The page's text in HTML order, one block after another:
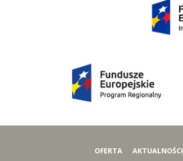
OFERTA AKTUALNOŚCI